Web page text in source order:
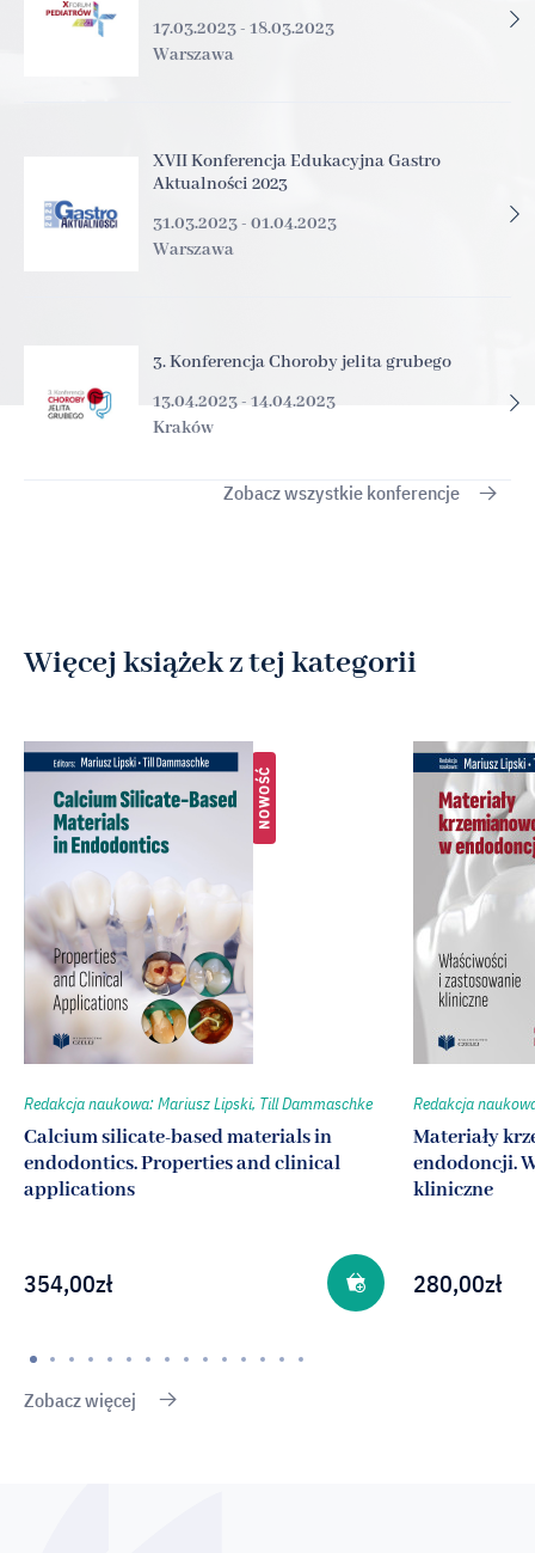
17.03.2023 - 18.03.2023
Warszawa
XVII Konferencja Edukacyjna Gastro
Aktualności 2023
31.03.2023 - 01.04.2023
Warszawa
3. Konferencja Choroby jelita grubego
13.04.2023 - 14.04.2023
Kraków
Zobacz wszystkie konferencje
Więcej książek z tej kategorii
NOWOŚĆ
Redakcja naukowa: Mariusz Lipski, Till Dammaschke
Calcium silicate-based materials in
endodontics. Properties and clinical
applications
354,00zł
Redakcja
Materiały
endodoncji.
kliniczne
280,00zł
Zobacz więcej